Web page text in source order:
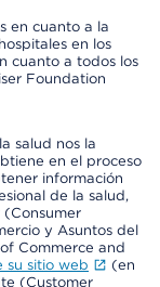
en cuanto a la
en los
cuanto a todos los
Foundation
salud nos la
en el proceso
información
de la salud,
(Consumer
y Asuntos del
Commerce and
su sitio web
(en
(Customer